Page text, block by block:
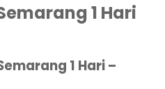
1 Hari
1 Hari –